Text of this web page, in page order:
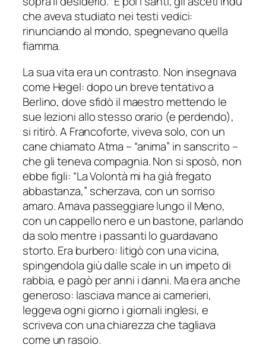
che aveva studiato nei testi vedici:
rinunciando al mondo, spegnevano quella
fiamma.
La sua vita era un contrasto. Non insegnava
come Hegel: dopo un breve tentativo a
Berlino, dove sfidò il maestro mettendo le
sue lezioni allo stesso orario (e perdendo),
si ritirò. A Francoforte, viveva solo, con un
cane chiamato Atma – “anima” in sanscrito –
che gli teneva compagnia. Non si sposò, non
ebbe figli: “La Volontà mi ha già fregato
abbastanza,” scherzava, con un sorriso
amaro. Amava passeggiare lungo il Meno,
con un cappello nero e un bastone, parlando
da solo mentre i passanti lo guardavano
storto. Era burbero: litigò con una vicina,
spingendola giù dalle scale in un impeto di
rabbia, e pagò per anni i danni. Ma era anche
generoso: lasciava mance ai camerieri,
leggeva ogni giorno i giornali inglesi, e
scriveva con una chiarezza che tagliava
come un rasoio.